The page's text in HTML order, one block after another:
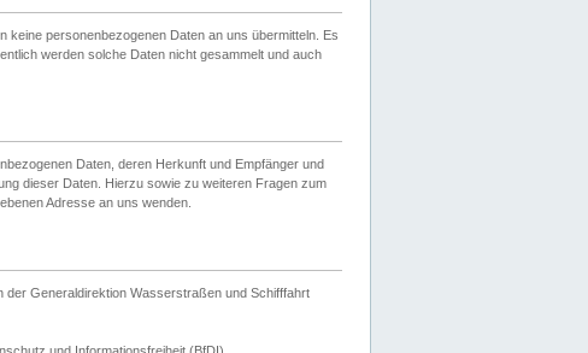
keine personenbezogenen Daten an uns übermitteln. Es
werden solche Daten nicht gesammelt und auch
Daten, deren Herkunft und Empfänger und
dieser Daten. Hierzu sowie zu weiteren Fragen zum
Adresse an uns wenden.
der Generaldirektion Wasserstraßen und Schifffahrt